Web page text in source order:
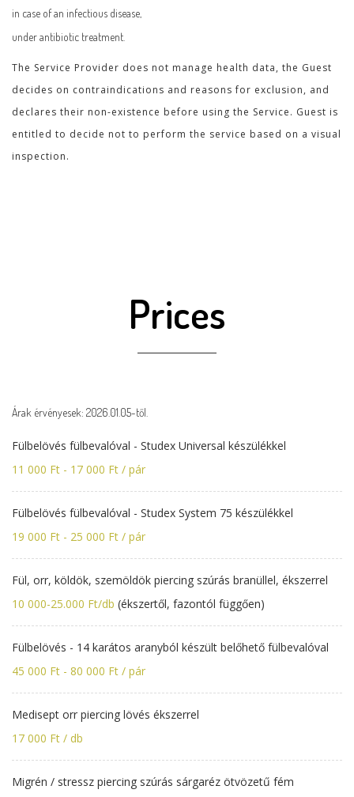
in case of an infectious disease,
under antibiotic treatment.
The Service Provider does not manage health data, the Guest
decides on contraindications and reasons for exclusion, and
declares their non-existence before using the Service. Guest is
entitled to decide not to perform the service based on a visual
inspection.
Prices
Árak érvényesek: 2026.01.05-től.
Fülbelövés fülbevalóval - Studex Universal készülékkel
11 000 Ft - 17 000 Ft / pár
Fülbelövés fülbevalóval - Studex System 75 készülékkel
19 000 Ft - 25 000 Ft / pár
Fül, orr, köldök, szemöldök piercing szúrás branüllel, ékszerrel
10 000-25.000 Ft/db (ékszertől, fazontól függően)
Fülbelövés - 14 karátos aranyból készült belőhető fülbevalóval
45 000 Ft - 80 000 Ft / pár
Medisept orr piercing lövés ékszerrel
17 000 Ft / db
Migrén / stressz piercing szúrás sárgaréz ötvözetű fém